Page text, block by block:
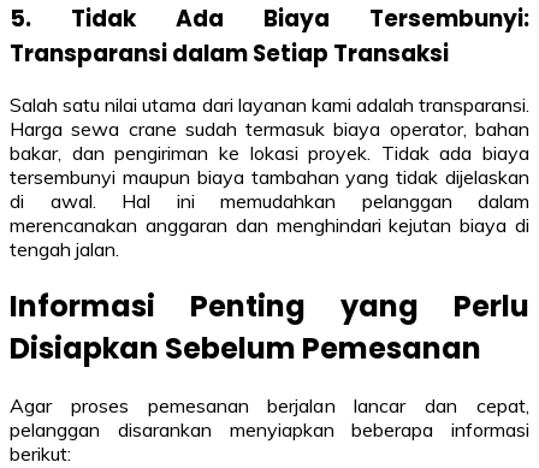
5. Tidak Ada Biaya Tersembunyi:
Transparansi dalam Setiap Transaksi
Salah satu nilai utama dari layanan kami adalah transparansi.
Harga sewa crane sudah termasuk biaya operator, bahan
bakar, dan pengiriman ke lokasi proyek. Tidak ada biaya
tersembunyi maupun biaya tambahan yang tidak dijelaskan
di awal. Hal ini memudahkan pelanggan dalam
merencanakan anggaran dan menghindari kejutan biaya di
tengah jalan.
Informasi Penting yang Perlu
Disiapkan Sebelum Pemesanan
Agar proses pemesanan berjalan lancar dan cepat,
pelanggan disarankan menyiapkan beberapa informasi
berikut: